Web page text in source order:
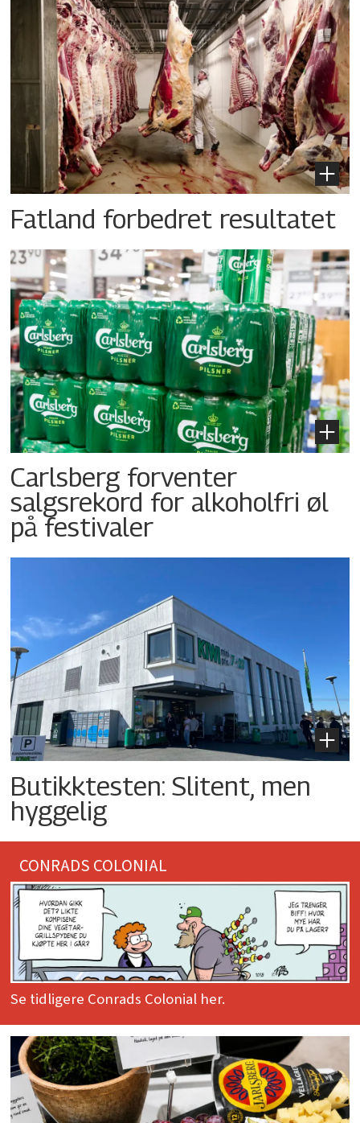
Fatland forbedret resultatet
Carlsberg forventer
salgsrekord for alkoholfri øl
på festivaler
Butikktesten: Slitent, men
hyggelig
CONRADS COLONIAL
Se tidligere Conrads Colonial her.